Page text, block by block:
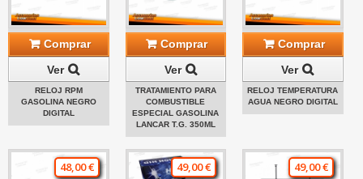
Comprar
Ver
RELOJ RPM
GASOLINA NEGRO
DIGITAL
Comprar
Ver
TRATAMIENTO PARA
COMBUSTIBLE
ESPECIAL GASOLINA
LANCAR T.G. 350ML
Comprar
Ver
RELOJ TEMPERATURA
AGUA NEGRO DIGITAL
48,00 € 49,00 € 49,00 €